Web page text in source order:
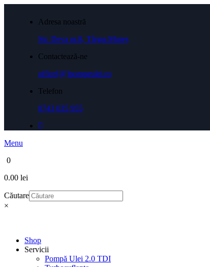
Adresa noastră
Str. Deva nr.8, Târgu-Mureș
Contactează-ne
office[@]pompeulei.ro
Telefon
0743 035 955
Menu
0
0.00 lei
Căutare
×
Shop
Servicii
Pompă Ulei 2.0 TDI